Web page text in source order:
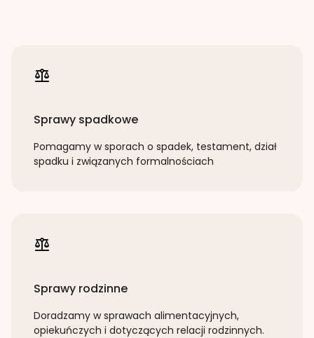
Sprawy spadkowe
Pomagamy w sporach o spadek, testament, dział
spadku i związanych formalnościach
Sprawy rodzinne
Doradzamy w sprawach alimentacyjnych,
opiekuńczych i dotyczących relacji rodzinnych.